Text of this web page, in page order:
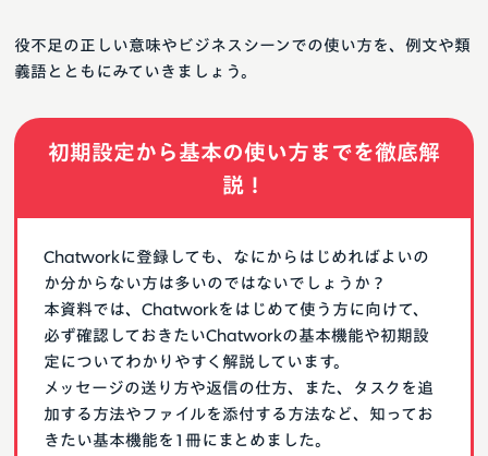
役不足の正しい意味やビジネスシーンでの使い方を、例文や類
義語とともにみていきましょう。
初期設定から基本の使い方までを徹底解
説！
Chatworkに登録しても、なにからはじめればよいの
か分からない方は多いのではないでしょうか？
本資料では、Chatworkをはじめて使う方に向けて、
必ず確認しておきたいChatworkの基本機能や初期設
定についてわかりやすく解説しています。
メッセージの送り方や返信の仕方、また、タスクを追
加する方法やファイルを添付する方法など、知ってお
きたい基本機能を1冊にまとめました。